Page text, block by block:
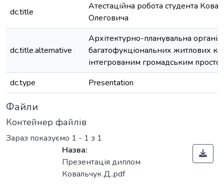
dc.title
Атестаційна робота студента
Олеговича
dc.title.alternative
Архітектурно-планувальна
багатофукціональних житлових
інтегрованим громадським
dc.type
Presentation
Файли
Контейнер файлів
Зараз показуємо 1 - 1 з 1
Назва:
Презентація диплом
Ковальчук Д..pdf